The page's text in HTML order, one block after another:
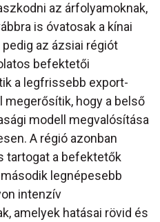
az árfolyamoknak,
is óvatosak a kínai
az ázsiai régiót
befektetői
a legfrissebb export-
megerősítik, hogy a belső
modell megvalósítása
A régió azonban
tartogat a befektetők
legnépesebb
intenzív
amelyek hatásai rövid és